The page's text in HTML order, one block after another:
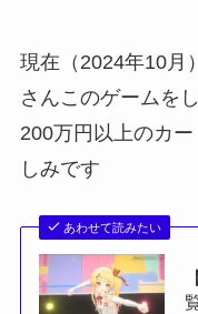
現在（2024年10月
さんこのゲームを
200万円以上のカ
しみです
あわせて読みたい